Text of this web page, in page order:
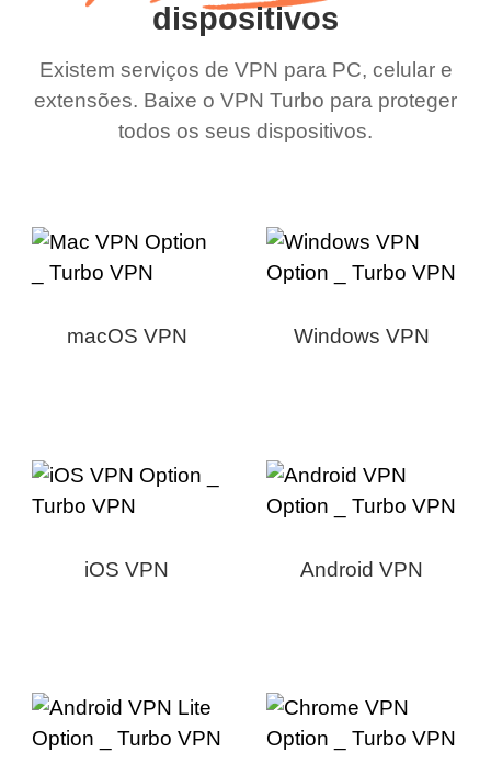
dispositivos
Existem serviços de VPN para PC, celular e
extensões. Baixe o VPN Turbo para proteger
todos os seus dispositivos.
macOS VPN Windows VPN
iOS VPN Android VPN